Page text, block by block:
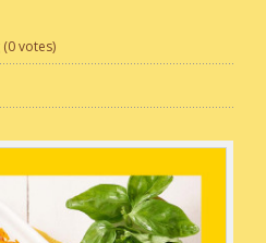
votes)